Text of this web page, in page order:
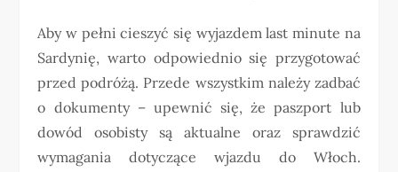
Aby w pełni cieszyć się wyjazdem last minute na
Sardynię, warto odpowiednio się przygotować
przed podróżą. Przede wszystkim należy zadbać
o dokumenty – upewnić się, że paszport lub
dowód osobisty są aktualne oraz sprawdzić
wymagania dotyczące wjazdu do Włoch.